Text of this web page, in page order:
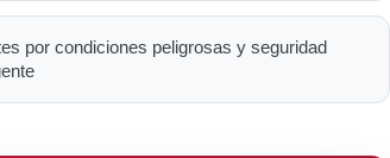
por condiciones peligrosas y seguridad